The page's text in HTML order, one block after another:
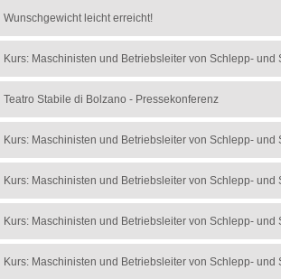
Wunschgewicht leicht erreicht!
Kurs: Maschinisten und Betriebsleiter von Schlepp- und
Teatro Stabile di Bolzano - Pressekonferenz
Kurs: Maschinisten und Betriebsleiter von Schlepp- und
Kurs: Maschinisten und Betriebsleiter von Schlepp- und
Kurs: Maschinisten und Betriebsleiter von Schlepp- und
Kurs: Maschinisten und Betriebsleiter von Schlepp- und